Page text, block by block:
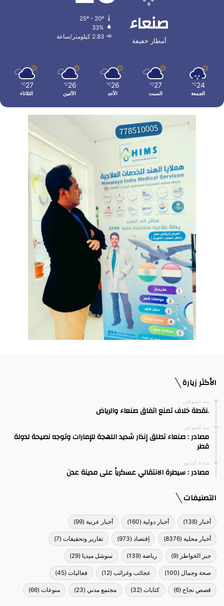
صنعاء
أمطار خفيفة
25º - 20º
33%
2.83 كيلومتر/ساعة
24
℃
الجمعة
27
℃
السبت
26
℃
الأحد
26
℃
الأثنين
27
℃
الثلاثاء
الأكثر زيارة
منذ أسبوعين
.نقطة خلاف تمنع اتفاق صنعاء والرياض
منذ أسبوعين
مصادر : صنعاء تطلق إنذار شديد اللهجة للإمارات وتوجه نصيحة لدولة
قطر
منذ 4 أسابيع
مصادر : سيطرة الانتقالي عسكرياً على مدينة عدن
التصنيفات
أخبار (138) أخبار دولية (160) أخبار عربية (99)
أخبار محلية (8376) إقتصاد (973) تقارير وتحقيقات (7)
جبر الخواطر (9) رياضة (139) سوشل ميديا (29)
صحة وجمال (100) عجائب وغرائب (12) فعاليات (45)
قصص نجاح (6) كتابات (32) مجتمع مدني (23) منوعات (66)